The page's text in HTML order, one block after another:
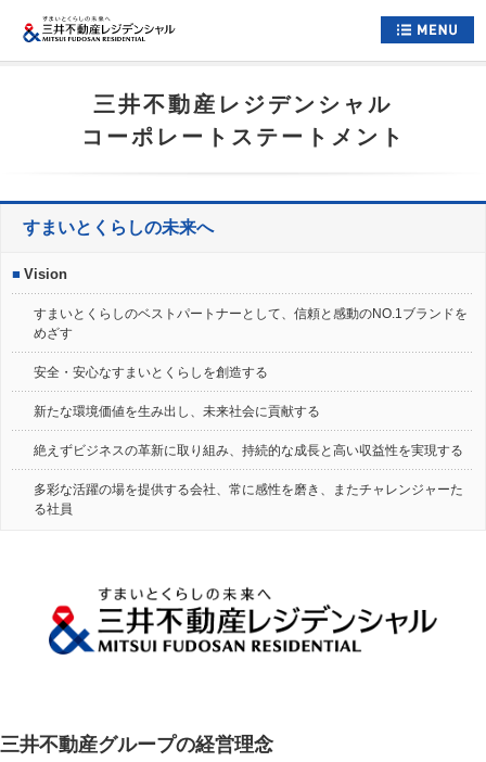
すまいについて
すまいとくらしへの想い
採用情報
住まい情報総合サイト
お問い合わせ
サイトマップ
公式アカウント一覧
三井不動産レジデンシャル
コーポレートステートメント
すまいとくらしの未来へ
■ Vision
すまいとくらしのベストパートナーとして、信頼と感動のNO.1ブランドを
めざす
安全・安心なすまいとくらしを創造する
新たな環境価値を生み出し、未来社会に貢献する
絶えずビジネスの革新に取り組み、持続的な成長と高い収益性を実現する
多彩な活躍の場を提供する会社、常に感性を磨き、またチャレンジャーた
る社員
三井不動産グループの経営理念